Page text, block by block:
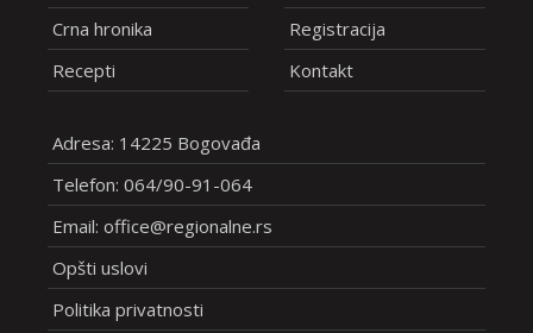
Crna hronika
Recepti
Registracija
Kontakt
Adresa: 14225 Bogovađa
Telefon: 064/90-91-064
Email: office@regionalne.rs
Opšti uslovi
Politika privatnosti